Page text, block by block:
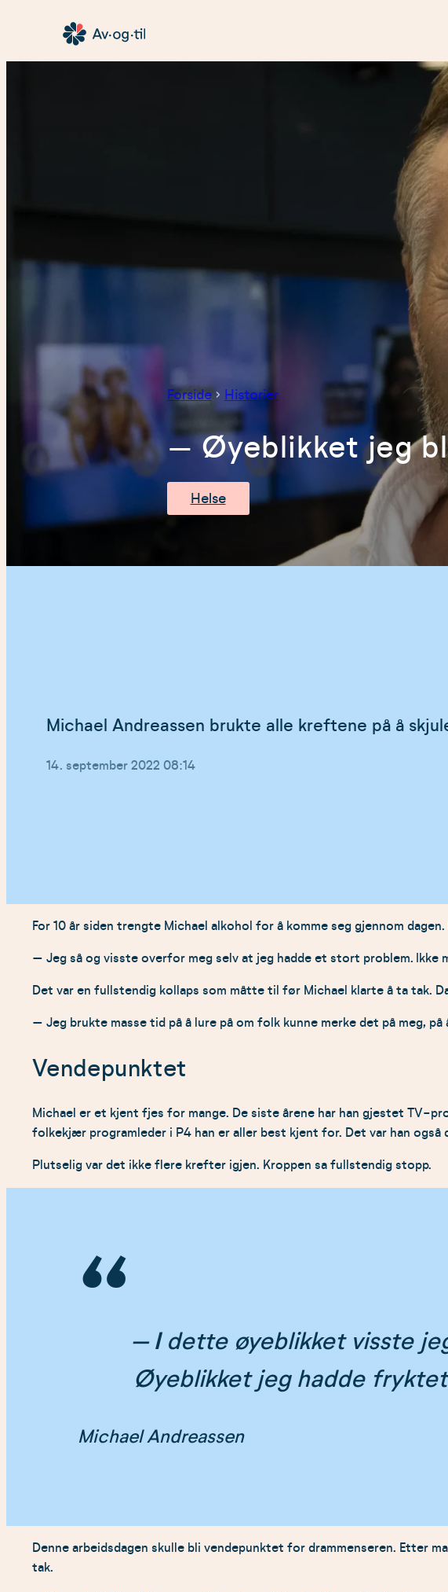
Av-
Forside Historier
– Øyeblikket jeg
Helse
Michael Andreassen brukte alle kreftene på å
Lagt
14. september 2022 08:14
For 10 år siden trengte Michael alkohol for å komme seg gjennom
– Jeg så og visste overfor meg selv at jeg hadde et stort problem.
Det var en fullstendig kollaps som måtte til før Michael klarte å ta tak.
– Jeg brukte masse tid på å lure på om folk kunne merke det på meg,
Vendepunktet
Michael er et kjent fjes for mange. De siste årene har han gjestet TV-
folkekjær programleder i P4 han er aller best kjent for. Det var han også
Plutselig var det ikke flere krefter igjen. Kroppen sa fullstendig stopp.
– Idette øyeblikket visste
Øyeblikket jeg hadde
Michael Andreassen
Denne arbeidsdagen skulle bli vendepunktet for drammenseren. Etter
tak.